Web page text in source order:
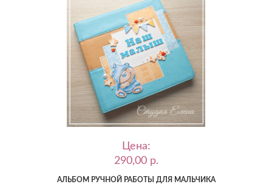
Цена:
290,00 p.
АЛЬБОМ РУЧНОЙ РАБОТЫ ДЛЯ МАЛЬЧИКА